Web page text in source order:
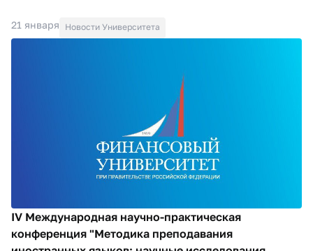
21 января Новости Университета
IV Международная научно-практическая
конференция "Методика преподавания